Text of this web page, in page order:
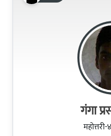
गंगा